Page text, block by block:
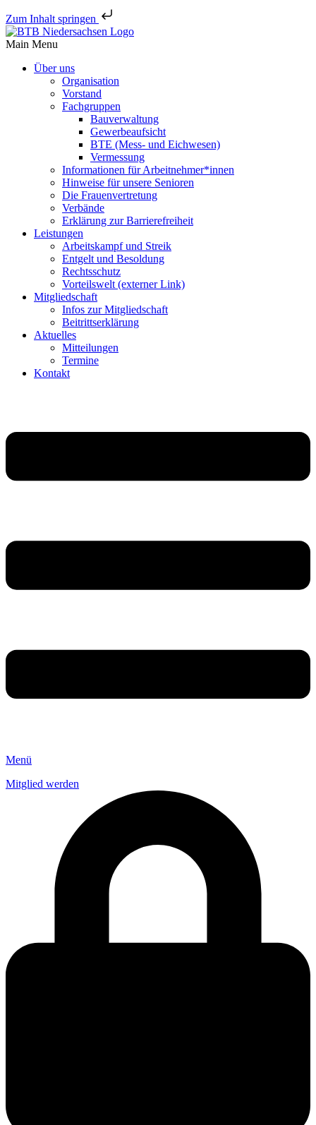
Zum Inhalt springen
Main Menu
Über uns
Orga­ni­sa­tion
Vorstand
Fach­gruppen
Bauver­wal­tung
Gewer­be­auf­sicht
BTE (Mess- und Eichwesen)
Vermes­sung
Infor­ma­tionen für Arbeitnehmer*innen
Hinweise für unsere Senioren
Die Frau­en­ver­tre­tung
Verbände
Erklä­rung zur Barrierefreiheit
Leis­tungen
Arbeits­kampf und Streik
Entgelt und Besoldung
Rechts­schutz
Vorteils­welt (externer Link)
Mitglied­schaft
Infos zur Mitgliedschaft
Beitritts­er­klä­rung
Aktu­elles
Mittei­lungen
Termine
Kontakt
Menü
Mitglied werden